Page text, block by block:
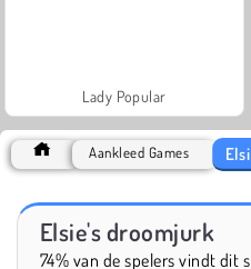
Lady Popular
Aankleed Games
Elsie's droomjurk
74% van de spelers vindt dit